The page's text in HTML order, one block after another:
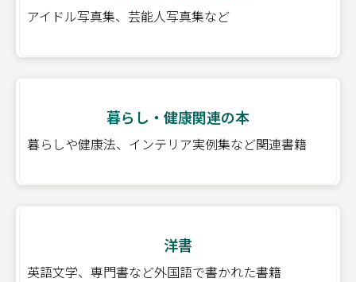
アイドル写真集、芸能人写真集など
暮らし・健康関連の本
暮らしや健康法、インテリア実例集など関連書籍
洋書
英語文学、専門書など外国語で書かれた書籍